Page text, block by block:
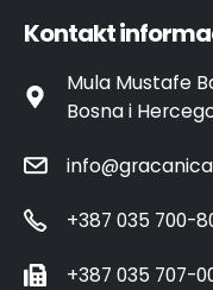
Kontakt
Mula Mustafe
Bosna i
+387 035 700-
+387 035 707-